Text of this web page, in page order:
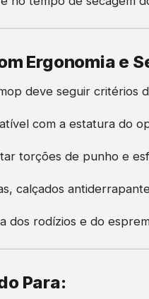
Ergonomia e
deve seguir critérios
com a estatura do
torções de punho e
calçados
dos rodízios e do
Para: